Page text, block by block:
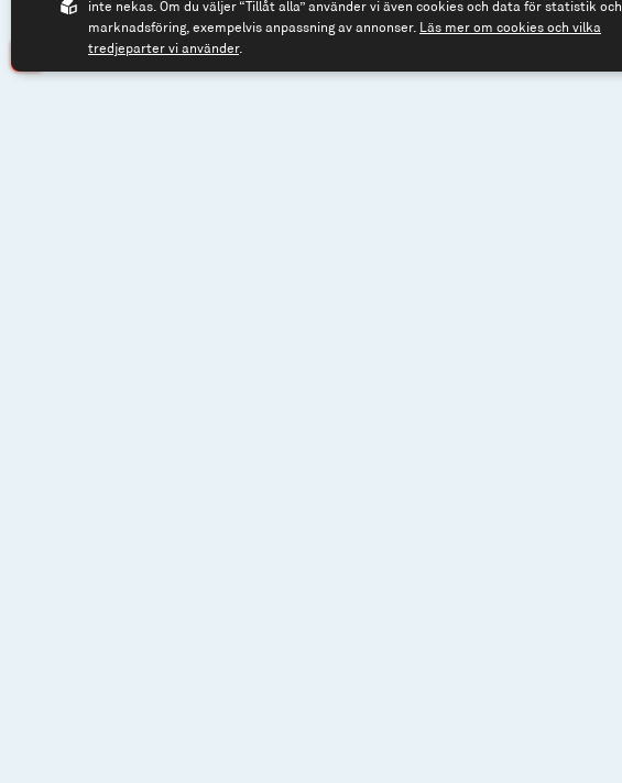
inte nekas. Om du väljer “Tillåt alla” använder vi även cookies och data för statistik och
marknadsföring, exempelvis anpassning av annonser. Läs mer om cookies och vilka
tredjeparter vi använder.